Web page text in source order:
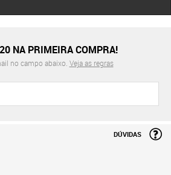
NA PRIMEIRA COMPRA!
no campo abaixo. Veja as regras
DÚVIDAS